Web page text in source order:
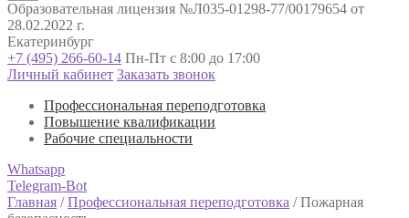
Образовательная лицензия №Л035-01298-77/00179654 от
28.02.2022 г.
Екатеринбург
+7 (495) 266-60-14 Пн-Пт с 8:00 до 17:00
Личный кабинет Заказать звонок
Профессиональная переподготовка
Повышение квалификации
Рабочие специальности
Whatsapp
Telegram-Bot
Главная /Профессиональная переподготовка /Пожарная